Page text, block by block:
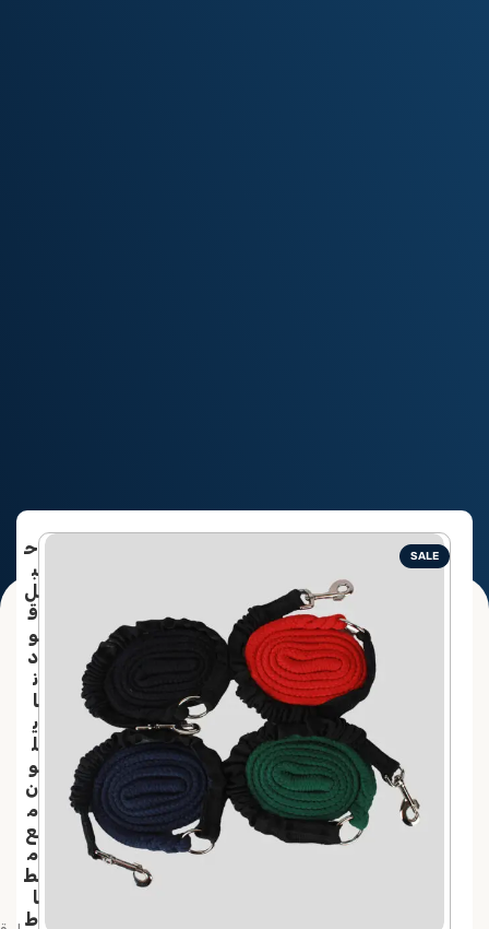
SALE
الرئيسية منتجات خاصة بالخيلح
ب
ل
ق
و
د
ن
ا
ي
ل
و
ن
م
ع
م
ط
ا
ط